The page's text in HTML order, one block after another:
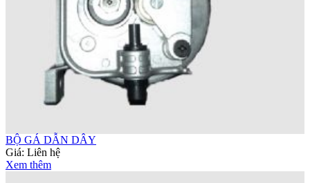
BỘ GÁ DẪN DÂY
Giá: Liên hệ
Xem thêm